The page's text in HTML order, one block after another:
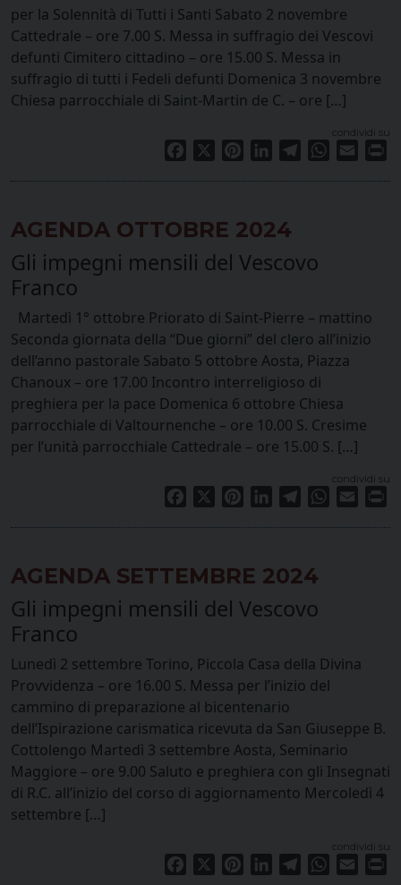
per la Solennità di Tutti i Santi Sabato 2 novembre
Cattedrale – ore 7.00 S. Messa in suffragio dei Vescovi
defunti Cimitero cittadino – ore 15.00 S. Messa in
suffragio di tutti i Fedeli defunti Domenica 3 novembre
Chiesa parrocchiale di Saint-Martin de C. – ore […]
condividi su
Facebook PinterestLinkedInTelegramWhatsApp
Email
AGENDA OTTOBRE 2024
Gli impegni mensili del Vescovo
Franco
Martedì 1° ottobre Priorato di Saint-Pierre – mattino
Seconda giornata della “Due giorni” del clero all’inizio
dell’anno pastorale Sabato 5 ottobre Aosta, Piazza
Chanoux – ore 17.00 Incontro interreligioso di
preghiera per la pace Domenica 6 ottobre Chiesa
parrocchiale di Valtournenche – ore 10.00 S. Cresime
per l’unità parrocchiale Cattedrale – ore 15.00 S. […]
condividi su
Facebook PinterestLinkedInTelegramWhatsApp
Email
AGENDA SETTEMBRE 2024
Gli impegni mensili del Vescovo
Franco
Lunedì 2 settembre Torino, Piccola Casa della Divina
Provvidenza – ore 16.00 S. Messa per l’inizio del
cammino di preparazione al bicentenario
dell’Ispirazione carismatica ricevuta da San Giuseppe B.
Cottolengo Martedì 3 settembre Aosta, Seminario
Maggiore – ore 9.00 Saluto e preghiera con gli Insegnati
di R.C. all’inizio del corso di aggiornamento Mercoledì 4
settembre […]
condividi su
Facebook PinterestLinkedInTelegramWhatsApp
Email